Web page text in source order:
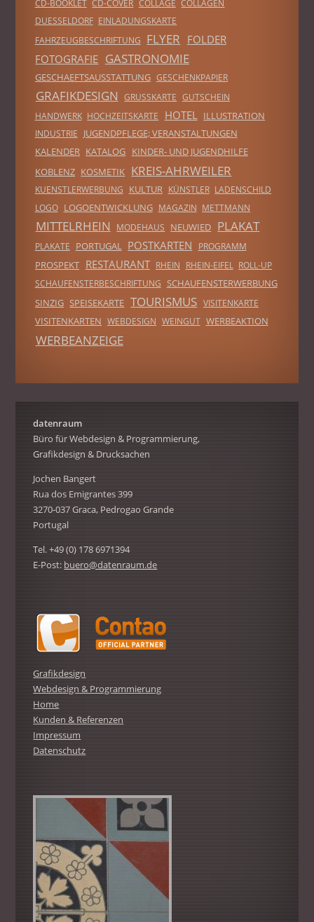
CD-BOOKLET CD-COVER COLLAGE COLLAGEN
DUESSELDORF EINLADUNGSKARTE
FAHRZEUGBESCHRIFTUNG
FLYER FOLDER
FOTOGRAFIE GASTRONOMIE
GESCHAEFTSAUSSTATTUNG GESCHENKPAPIER
GRAFIKDESIGN GRUSSKARTE
GUTSCHEIN
HANDWERK HOCHZEITSKARTE HOTEL ILLUSTRATION
INDUSTRIE
JUGENDPFLEGE; VERANSTALTUNGEN
KALENDER KATALOG KINDER- UND JUGENDHILFE
KOBLENZ KOSMETIK KREIS-AHRWEILER
KUENSTLERWERBUNG KULTUR KÜNSTLER LADENSCHILD
LOGO
LOGOENTWICKLUNG MAGAZIN METTMANN
MITTELRHEIN MODEHAUS NEUWIED PLAKAT
PLAKATE PORTUGAL POSTKARTEN PROGRAMM
PROSPEKT RESTAURANT RHEIN RHEIN-EIFEL ROLL-UP
SCHAUFENSTERBESCHRIFTUNG SCHAUFENSTERWERBUNG
SINZIG SPEISEKARTE TOURISMUS VISITENKARTE
VISITENKARTEN WEBDESIGN WEINGUT WERBEAKTION
WERBEANZEIGE
datenraum
Büro für Webdesign & Programmierung,
Grafikdesign & Drucksachen
Jochen Bangert
Rua dos Emigrantes 399
3270-037 Graca, Pedrogao Grande
Portugal
Tel. +49 (0) 178 6971394
E-Post:buero@datenraum.de
Grafikdesign
Webdesign & Programmierung
Home
Kunden & Referenzen
Impressum
Datenschutz